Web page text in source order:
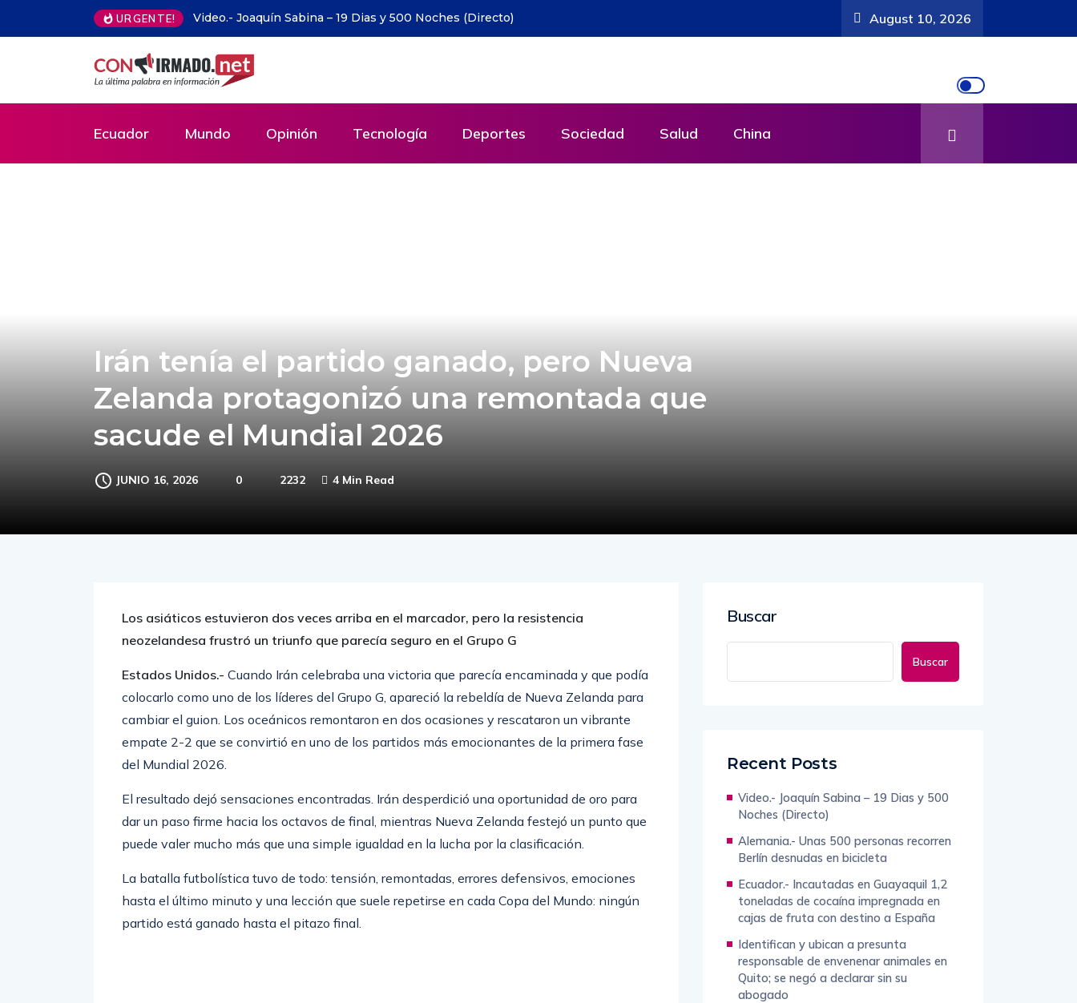
URGENTE!
– 19 Dias y 500 Noches (Directo)Alemania.- Unas 500 personas recorren Berlín
desnudas en bicicleta
August 10, 2026
Ecuador Mundo Opinión Tecnología Deportes Sociedad Salud China
Irán tenía el partido ganado, pero Nueva
Zelanda protagonizó una remontada que
sacude el Mundial 2026
JUNIO 16, 2026 0 2232 4 Min Read
Los asiáticos estuvieron dos veces arriba en el marcador, pero la resistencia
neozelandesa frustró un triunfo que parecía seguro en el Grupo G
Estados Unidos.- Cuando Irán celebraba una victoria que parecía encaminada y que podía
colocarlo como uno de los líderes del Grupo G, apareció la rebeldía de Nueva Zelanda para
cambiar el guion. Los oceánicos remontaron en dos ocasiones y rescataron un vibrante
empate 2-2 que se convirtió en uno de los partidos más emocionantes de la primera fase
del Mundial 2026.
El resultado dejó sensaciones encontradas. Irán desperdició una oportunidad de oro para
dar un paso firme hacia los octavos de final, mientras Nueva Zelanda festejó un punto que
puede valer mucho más que una simple igualdad en la lucha por la clasificación.
La batalla futbolística tuvo de todo: tensión, remontadas, errores defensivos, emociones
hasta el último minuto y una lección que suele repetirse en cada Copa del Mundo: ningún
partido está ganado hasta el pitazo final.
Buscar
Buscar
Recent Posts
Video.- Joaquín Sabina – 19 Dias y 500
Noches (Directo)
Alemania.- Unas 500 personas recorren
Berlín desnudas en bicicleta
Ecuador.- Incautadas en Guayaquil 1,2
toneladas de cocaína impregnada en
cajas de fruta con destino a España
Identifican y ubican a presunta
responsable de envenenar animales en
Quito; se negó a declarar sin su
abogado